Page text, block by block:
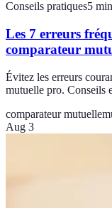
Conseils pratiques5 min
Les 7 erreurs
comparateur
Évitez les erreurs
mutuelle pro. Conseils
comparateur mutuelle
Aug 3